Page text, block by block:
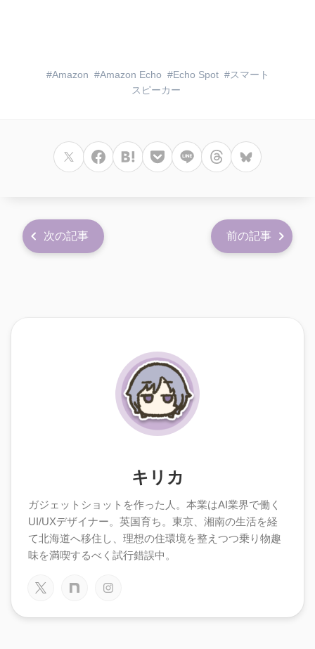
Amazon Amazon Echo Echo Spot
スマート
スピーカー
次の記事 前の記事
キリカ
ガジェットショットを作った人。本業はAI業界で働く
UI/UXデザイナー。英国育ち。東京、湘南の生活を経
て北海道へ移住し、理想の住環境を整えつつ乗り物趣
味を満喫するべく試行錯誤中。